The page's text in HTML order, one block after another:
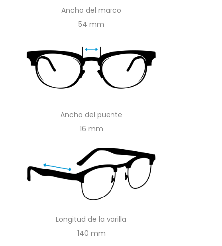
Ancho del marco
54
Ancho del puente
16
Longitud de la varilla
140